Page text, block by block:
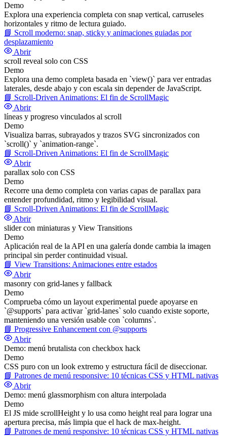
Demo
Explora una experiencia completa con snap vertical, carruseles
horizontales y ritmo de lectura guiado.
📘 Scroll moderno: snap, sticky y animaciones guiadas por
desplazamiento
Abrir
scroll reveal solo con CSS
Demo
Explora una demo completa basada en `view()` para ver entradas
laterales, desde abajo y con escala sin depender de JavaScript.
📘 Scroll-Driven Animations: El fin de ScrollMagic
Abrir
líneas y progreso vinculados al scroll
Demo
Visualiza barras, subrayados y trazos SVG sincronizados con
`scroll()` y `animation-range`.
📘 Scroll-Driven Animations: El fin de ScrollMagic
Abrir
parallax solo con CSS
Demo
Recorre una demo completa con varias capas de parallax para
entender profundidad, ritmo y legibilidad visual.
📘 Scroll-Driven Animations: El fin de ScrollMagic
Abrir
slider con miniaturas y View Transitions
Demo
Aplicación real de la API en una galería donde cambia la imagen
principal sin perder continuidad visual.
📘 View Transitions: Animaciones entre estados
Abrir
masonry con grid-lanes y fallback
Demo
Comprueba cómo un layout experimental puede apoyarse en
`@supports` para activar `grid-lanes` solo cuando existe soporte,
manteniendo una versión usable con `columns`.
📘 Progressive Enhancement con @supports
Abrir
Demo: menú brutalista con checkbox hack
Demo
CSS puro con un look extremo y estructura fácil de diseccionar.
📘 Patrones de menú responsive: 10 técnicas CSS y HTML nativas
Abrir
Demo: menú glassmorphism con altura interpolada
Demo
El JS mide scrollHeight y lo usa como height real para lograr una
apertura precisa, más limpia que el hack de max-height.
📘 Patrones de menú responsive: 10 técnicas CSS y HTML nativas